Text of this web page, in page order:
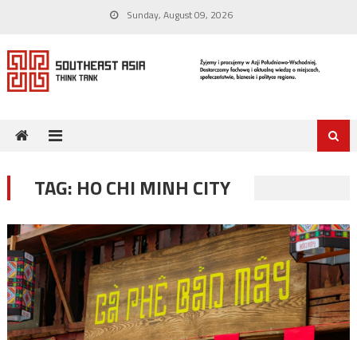
content
Sunday, August 09, 2026
TAG: HO CHI MINH CITY